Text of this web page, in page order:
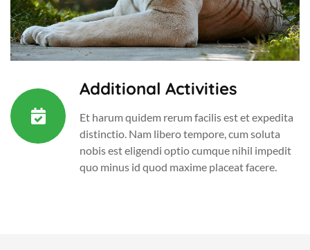
Additional Activities
Et harum quidem rerum facilis est et expedita
distinctio. Nam libero tempore, cum soluta
nobis est eligendi optio cumque nihil impedit
quo minus id quod maxime placeat facere.